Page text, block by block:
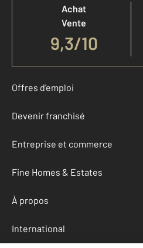
Achat
Vente
9,3/10
Offres d'emploi
Devenir franchisé
Entreprise et commerce
Fine Homes & Estates
À propos
International